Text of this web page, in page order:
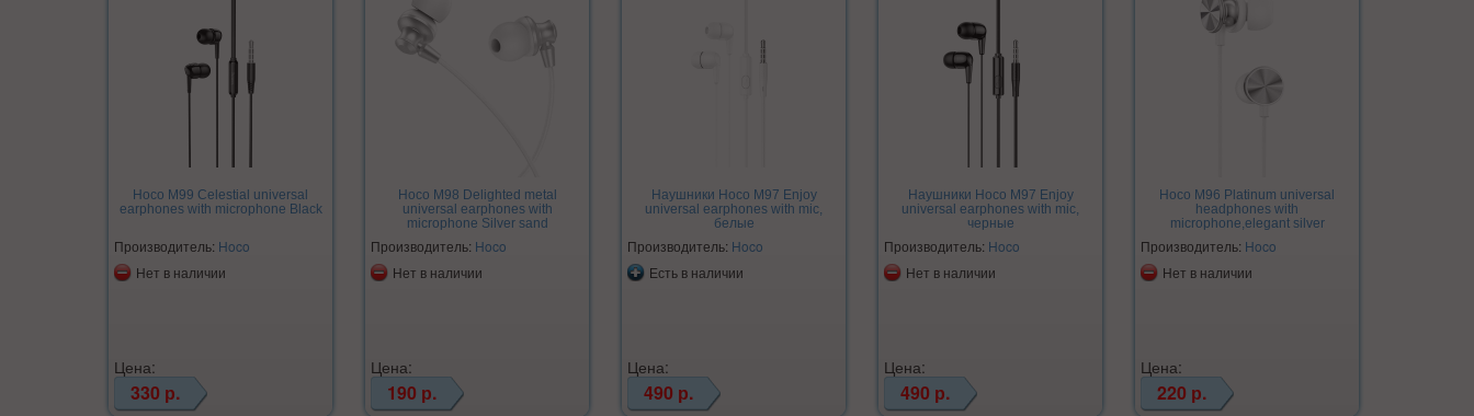
Hoco M99 Celestial universal
earphones with microphone Black
Производитель: Hoco
Нет в наличии
Цена:
330 р.
Hoco M98 Delighted metal
universal earphones with
microphone Silver sand
Производитель: Hoco
Нет в наличии
Цена:
190 р.
Наушники Hoco M97 Enjoy
universal earphones with mic,
белые
Производитель: Hoco
Есть в наличии
Цена:
490 р.
Наушники Hoco M97 Enjoy
universal earphones with mic,
черные
Производитель: Hoco
Нет в наличии
Цена:
490 р.
Hoco M96 Platinum universal
headphones with
microphone,elegant silver
Производитель: Hoco
Нет в наличии
Цена:
220 р.